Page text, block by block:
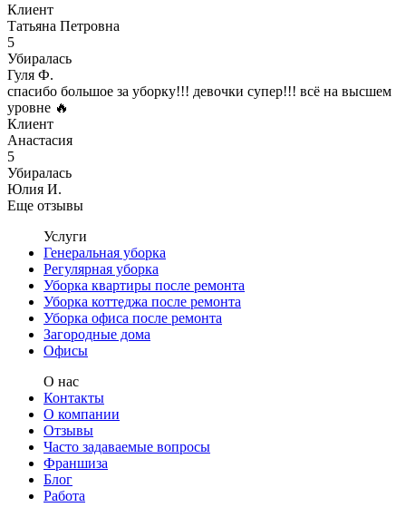
Клиент
Татьяна Петровна
5
Убиралась
Гуля Ф.
спасибо большое за уборку!!! девочки супер!!! всё на высшем
уровне 🔥
Клиент
Анастасия
5
Убиралась
Юлия И.
Еще отзывы
Услуги
Генеральная уборка
Регулярная уборка
Уборка квартиры после ремонта
Уборка коттеджа после ремонта
Уборка офиса после ремонта
Загородные дома
Офисы
О нас
Контакты
О компании
Отзывы
Часто задаваемые вопросы
Франшиза
Блог
Работа